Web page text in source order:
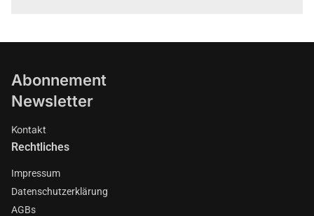
Abonnement
Newsletter
Kontakt
Rechtliches
Impressum
Datenschutzerklärung
AGBs